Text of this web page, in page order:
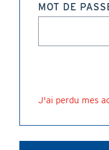
MOT DE
J'ai perdu mes